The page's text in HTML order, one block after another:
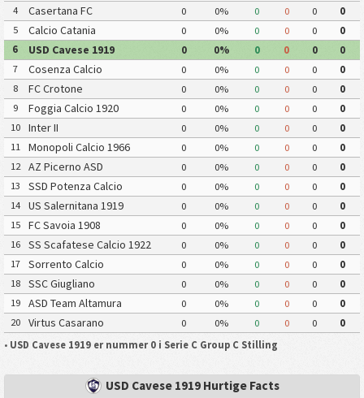
4
Casertana FC 0 0% 0 0 0
0
5
Calcio Catania 0 0% 0 0 0
0
6
USD Cavese 1919 0 0% 0 0 0
0
7
Cosenza Calcio 0 0% 0 0 0
0
8
FC Crotone 0 0% 0 0 0
0
9
Foggia Calcio 1920 0 0% 0 0 0
0
10
Inter II 0 0% 0 0 0
0
11
Monopoli Calcio 1966 0 0% 0 0 0
0
12
AZ Picerno ASD 0 0% 0 0 0
0
13
SSD Potenza Calcio 0 0% 0 0 0
0
14
US Salernitana 1919 0 0% 0 0 0
0
15
FC Savoia 1908 0 0% 0 0 0
0
16
SS Scafatese Calcio 1922 0 0% 0 0 0
0
17
Sorrento Calcio 0 0% 0 0 0
0
18
SSC Giugliano 0 0% 0 0 0
0
19
ASD Team Altamura 0 0% 0 0 0
0
20
Virtus Casarano 0 0% 0 0 0
0
• USD Cavese 1919 er nummer 0 i Serie C Group C Stilling
USD Cavese 1919 Hurtige Facts